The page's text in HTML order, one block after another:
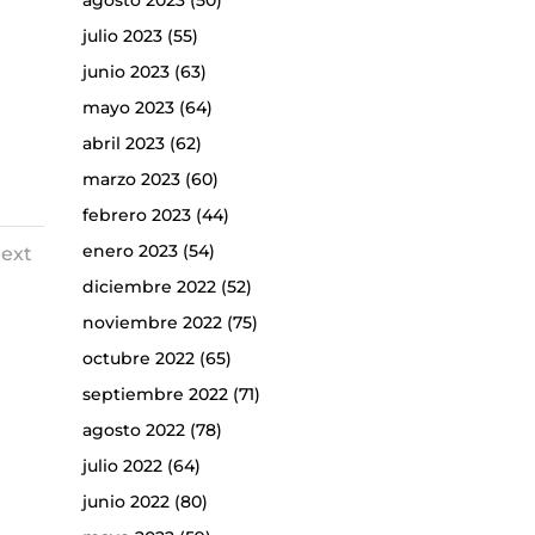
julio 2023(55)
junio 2023(63)
mayo 2023(64)
abril 2023(62)
marzo 2023(60)
febrero 2023(44)
enero 2023(54)
diciembre 2022(52)
noviembre 2022(75)
octubre 2022(65)
septiembre 2022(71)
agosto 2022(78)
julio 2022(64)
junio 2022(80)